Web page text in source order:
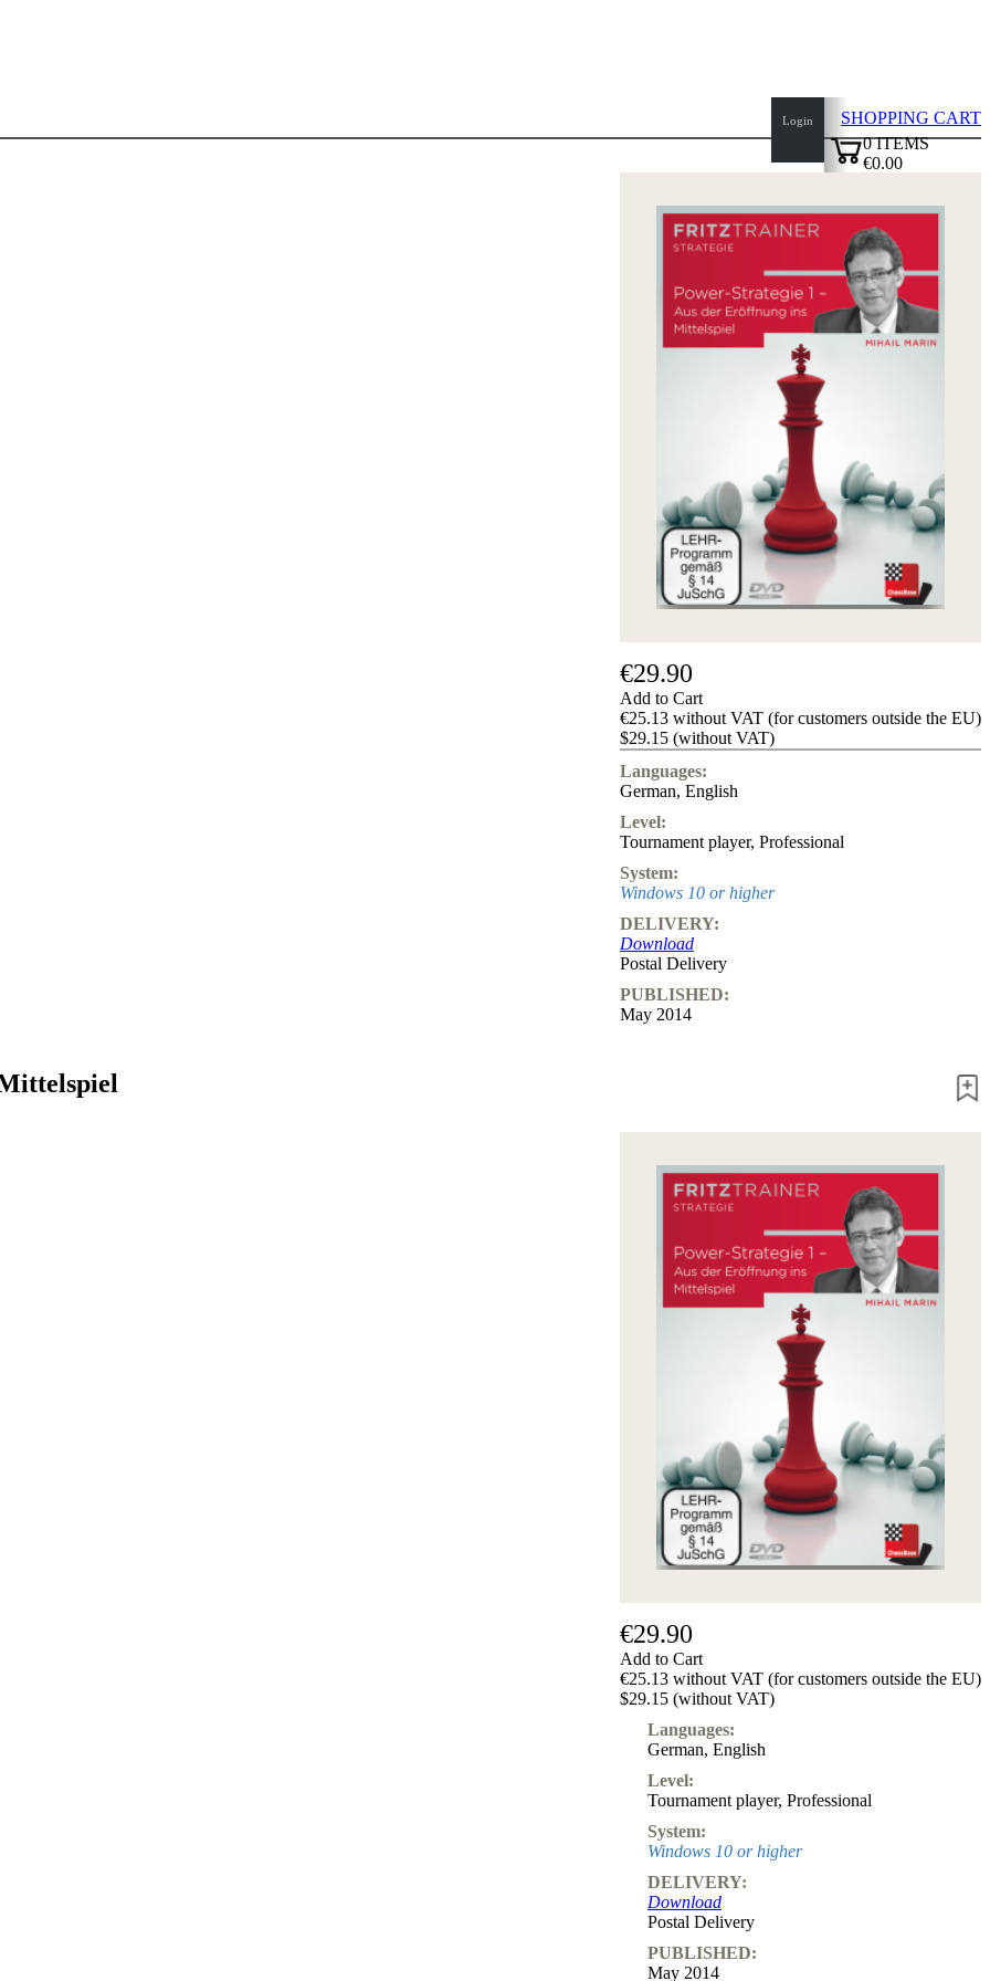
Login
SHOPPING CART
0ITEMS
€0.00
€29.90
Add to Cart
€25.13 without VAT (for customers outside the EU)
$29.15 (without VAT)
Languages:
German, English
Level:
Tournament player, Professional
System:
Windows 10 or higher
DELIVERY:
Download
Postal Delivery
PUBLISHED:
May 2014
€29.90
Add to Cart
€25.13 without VAT (for customers outside the EU)
$29.15 (without VAT)
Languages:
German, English
Level:
Tournament player, Professional
System:
Windows 10 or higher
DELIVERY:
Download
Postal Delivery
PUBLISHED:
May 2014
top
page
Home
New
Products
Authors
Openings
Contact
T
&
Privacy
Policy
about
us
FAQ
licenses
Accessibility
Cookies
Management
Accounts
Membership
Ducats
Program
World
Champion
Fritz&Chesster
Minutes
FritzTrainer
Starting
out
Beginner
products
ChessBase
Magazine
Magazine
Extra
Subscription
Other
Ludwig
Vouchers